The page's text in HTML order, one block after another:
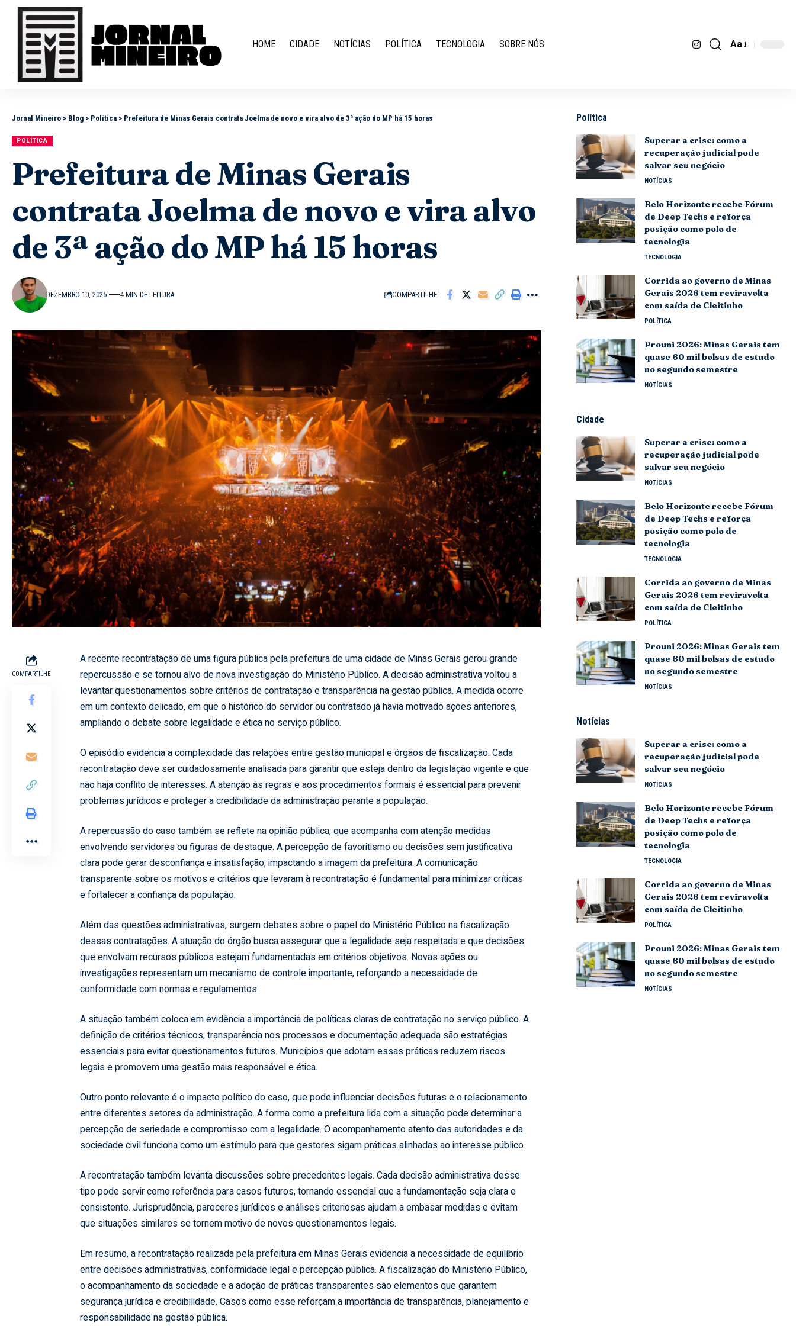
HOME CIDADE NOTÍCIAS POLÍTICA TECNOLOGIA SOBRE NÓS Aa
Jornal Mineiro > Blog > Política > Prefeitura de Minas Gerais contrata Joelma de novo e vira alvo de 3ª ação do MP há 15 horas
POLÍTICA
Prefeitura de Minas Gerais
contrata Joelma de novo e vira alvo
de 3ª ação do MP há 15 horas
DEZEMBRO 10, 2025 4 MIN DE LEITURA COMPARTILHE
COMPARTILHE
A recente recontratação de uma figura pública pela prefeitura de uma cidade de Minas Gerais gerou grande
repercussão e se tornou alvo de nova investigação do Ministério Público. A decisão administrativa voltou a
levantar questionamentos sobre critérios de contratação e transparência na gestão pública. A medida ocorre
em um contexto delicado, em que o histórico do servidor ou contratado já havia motivado ações anteriores,
ampliando o debate sobre legalidade e ética no serviço público.
O episódio evidencia a complexidade das relações entre gestão municipal e órgãos de fiscalização. Cada
recontratação deve ser cuidadosamente analisada para garantir que esteja dentro da legislação vigente e que
não haja conflito de interesses. A atenção às regras e aos procedimentos formais é essencial para prevenir
problemas jurídicos e proteger a credibilidade da administração perante a população.
A repercussão do caso também se reflete na opinião pública, que acompanha com atenção medidas
envolvendo servidores ou figuras de destaque. A percepção de favoritismo ou decisões sem justificativa
clara pode gerar desconfiança e insatisfação, impactando a imagem da prefeitura. A comunicação
transparente sobre os motivos e critérios que levaram à recontratação é fundamental para minimizar críticas
e fortalecer a confiança da população.
Além das questões administrativas, surgem debates sobre o papel do Ministério Público na fiscalização
dessas contratações. A atuação do órgão busca assegurar que a legalidade seja respeitada e que decisões
que envolvam recursos públicos estejam fundamentadas em critérios objetivos. Novas ações ou
investigações representam um mecanismo de controle importante, reforçando a necessidade de
conformidade com normas e regulamentos.
A situação também coloca em evidência a importância de políticas claras de contratação no serviço público. A
definição de critérios técnicos, transparência nos processos e documentação adequada são estratégias
essenciais para evitar questionamentos futuros. Municípios que adotam essas práticas reduzem riscos
legais e promovem uma gestão mais responsável e ética.
Outro ponto relevante é o impacto político do caso, que pode influenciar decisões futuras e o relacionamento
entre diferentes setores da administração. A forma como a prefeitura lida com a situação pode determinar a
percepção de seriedade e compromisso com a legalidade. O acompanhamento atento das autoridades e da
sociedade civil funciona como um estímulo para que gestores sigam práticas alinhadas ao interesse público.
A recontratação também levanta discussões sobre precedentes legais. Cada decisão administrativa desse
tipo pode servir como referência para casos futuros, tornando essencial que a fundamentação seja clara e
consistente. Jurisprudência, pareceres jurídicos e análises criteriosas ajudam a embasar medidas e evitam
que situações similares se tornem motivo de novos questionamentos legais.
Em resumo, a recontratação realizada pela prefeitura em Minas Gerais evidencia a necessidade de equilíbrio
entre decisões administrativas, conformidade legal e percepção pública. A fiscalização do Ministério Público,
o acompanhamento da sociedade e a adoção de práticas transparentes são elementos que garantem
segurança jurídica e credibilidade. Casos como esse reforçam a importância de transparência, planejamento e
responsabilidade na gestão pública.
Política
Superar a crise: como a
recuperação judicial pode
salvar seu negócio
NOTÍCIAS
Belo Horizonte recebe Fórum
de Deep Techs e reforça
posição como polo de
tecnologia
TECNOLOGIA
Corrida ao governo de Minas
Gerais 2026 tem reviravolta
com saída de Cleitinho
POLÍTICA
Prouni 2026: Minas Gerais tem
quase 60 mil bolsas de estudo
no segundo semestre
NOTÍCIAS
Cidade
Superar a crise: como a
recuperação judicial pode
salvar seu negócio
NOTÍCIAS
Belo Horizonte recebe Fórum
de Deep Techs e reforça
posição como polo de
tecnologia
TECNOLOGIA
Corrida ao governo de Minas
Gerais 2026 tem reviravolta
com saída de Cleitinho
POLÍTICA
Prouni 2026: Minas Gerais tem
quase 60 mil bolsas de estudo
no segundo semestre
NOTÍCIAS
Notícias
Superar a crise: como a
recuperação judicial pode
salvar seu negócio
NOTÍCIAS
Belo Horizonte recebe Fórum
de Deep Techs e reforça
posição como polo de
tecnologia
TECNOLOGIA
Corrida ao governo de Minas
Gerais 2026 tem reviravolta
com saída de Cleitinho
POLÍTICA
Prouni 2026: Minas Gerais tem
quase 60 mil bolsas de estudo
no segundo semestre
NOTÍCIAS